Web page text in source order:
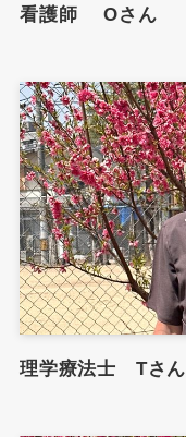
看護師 Oさん
理学療法士 Tさん